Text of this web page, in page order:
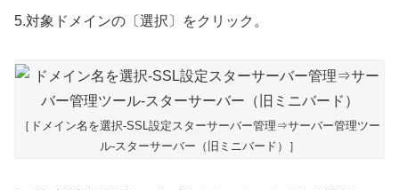
5.対象ドメインの〔選択〕をクリック。
［ドメイン名を選択-SSL設定スターサーバー管理⇒サーバー管理ツー
ル-スターサーバー（旧ミニバード）］